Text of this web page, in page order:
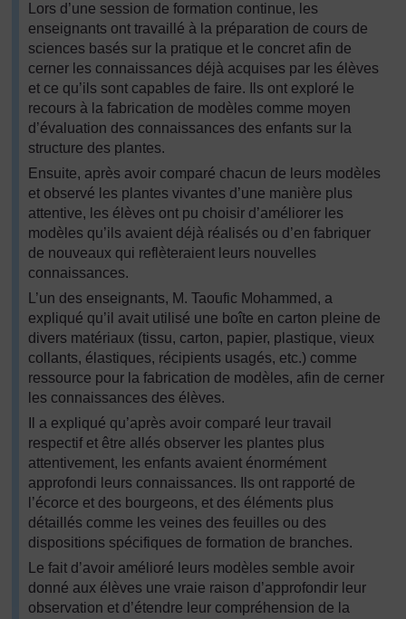
Lors d’une session de formation continue, les
enseignants ont travaillé à la préparation de cours de
sciences basés sur la pratique et le concret afin de
cerner les connaissances déjà acquises par les élèves
et ce qu’ils sont capables de faire. Ils ont exploré le
recours à la fabrication de modèles comme moyen
d’évaluation des connaissances des enfants sur la
structure des plantes.
Ensuite, après avoir comparé chacun de leurs modèles
et observé les plantes vivantes d’une manière plus
attentive, les élèves ont pu choisir d’améliorer les
modèles qu’ils avaient déjà réalisés ou d’en fabriquer
de nouveaux qui reflèteraient leurs nouvelles
connaissances.
L’un des enseignants, M. Taoufic Mohammed, a
expliqué qu’il avait utilisé une boîte en carton pleine de
divers matériaux (tissu, carton, papier, plastique, vieux
collants, élastiques, récipients usagés, etc.) comme
ressource pour la fabrication de modèles, afin de cerner
les connaissances des élèves.
Il a expliqué qu’après avoir comparé leur travail
respectif et être allés observer les plantes plus
attentivement, les enfants avaient énormément
approfondi leurs connaissances. Ils ont rapporté de
l’écorce et des bourgeons, et des éléments plus
détaillés comme les veines des feuilles ou des
dispositions spécifiques de formation de branches.
Le fait d’avoir amélioré leurs modèles semble avoir
donné aux élèves une vraie raison d’approfondir leur
observation et d’étendre leur compréhension de la